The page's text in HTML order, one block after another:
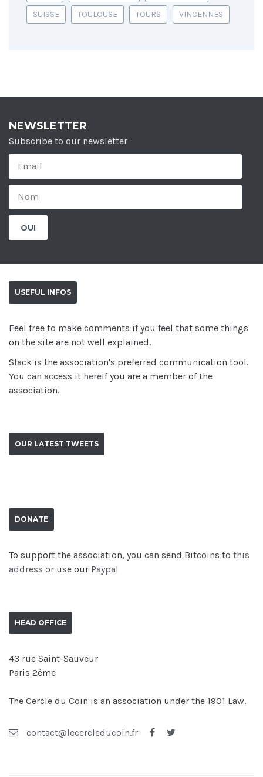
SUISSE TOULOUSE TOURS VINCENNES
NEWSLETTER
Subscribe to our newsletter
USEFUL INFOS
Feel free to make comments if you feel that some things
on the site are not well explained.
Slack is the association's preferred communication tool.
You can access it hereIf you are a member of the
association.
OUR LATEST TWEETS
DONATE
To support the association, you can send Bitcoins to this
address or use our Paypal
HEAD OFFICE
43 rue Saint-Sauveur
Paris 2ème
The Cercle du Coin is an association under the 1901 Law.
contact@lecercleducoin.fr